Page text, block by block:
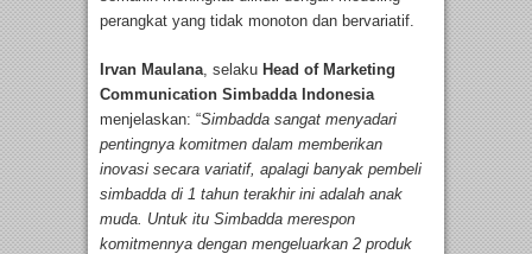
perangkat yang tidak monoton dan bervariatif.
Irvan Maulana , selaku Head of Marketing
Communication Simbadda Indonesia
menjelaskan: “Simbadda sangat menyadari
pentingnya komitmen dalam memberikan
inovasi secara variatif, apalagi banyak pembeli
simbadda di 1 tahun terakhir ini adalah anak
muda. Untuk itu Simbadda merespon
komitmennya dengan mengeluarkan 2 produk